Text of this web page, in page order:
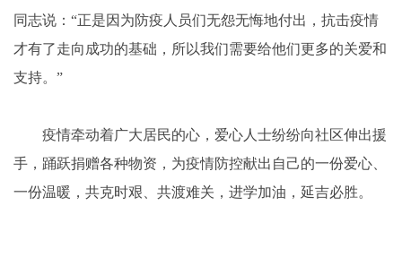
同志说：“正是因为防疫人员们无怨无悔地付出，抗击疫情
才有了走向成功的基础，所以我们需要给他们更多的关爱和
支持。”
疫情牵动着广大居民的心，爱心人士纷纷向社区伸出援
手，踊跃捐赠各种物资，为疫情防控献出自己的一份爱心、
一份温暖，共克时艰、共渡难关，进学加油，延吉必胜。